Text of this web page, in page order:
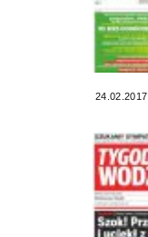
24.02.2017